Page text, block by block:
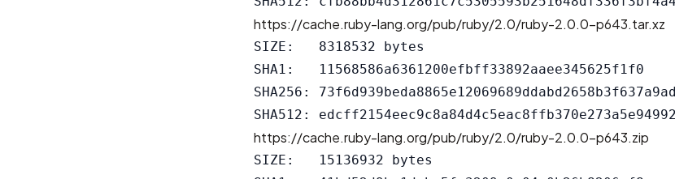
https://cache.ruby-lang.org/pub/ruby/2.0/ruby-2.0.0-p643.tar.xz
SIZE:   8318532 bytes
SHA1:   11568586a6361200efbff33892aaee345625f1f0
SHA256:
https://cache.ruby-lang.org/pub/ruby/2.0/ruby-2.0.0-p643.zip
SIZE:   15136932 bytes